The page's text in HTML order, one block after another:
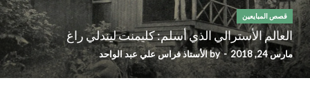
قصص المبايعين
العالم الأسترالي الذي أسلم: كليمنت ليندلي راغ
مارس 24, 2018 -
byالأستاذ فراس علي عبد الواحد